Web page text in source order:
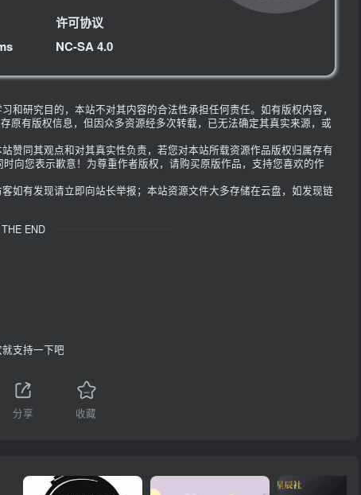
许可协议
NC-SA 4.0
研究目的，本站不对其内容的合法性承担任何责任。如有版权内容，
原有版权信息，但因众多资源经多次转载，已无法确定其真实来源，或
赞同其观点和对其真实性负责，若您对本站所载资源作品版权归属存有
向您表示歉意！为尊重作者版权，请购买原版作品，支持您喜欢的作
如有发现请立即向站长举报；本站资源文件大多存储在云盘，如发现链
THE END
支持一下吧
分享 收藏